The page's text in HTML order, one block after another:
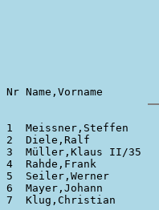
1  Meissner,Steffen
2  Diele,Ralf
3  Müller,Klaus II/35
4  Rahde,Frank
5  Seiler,Werner
6  Mayer,Johann